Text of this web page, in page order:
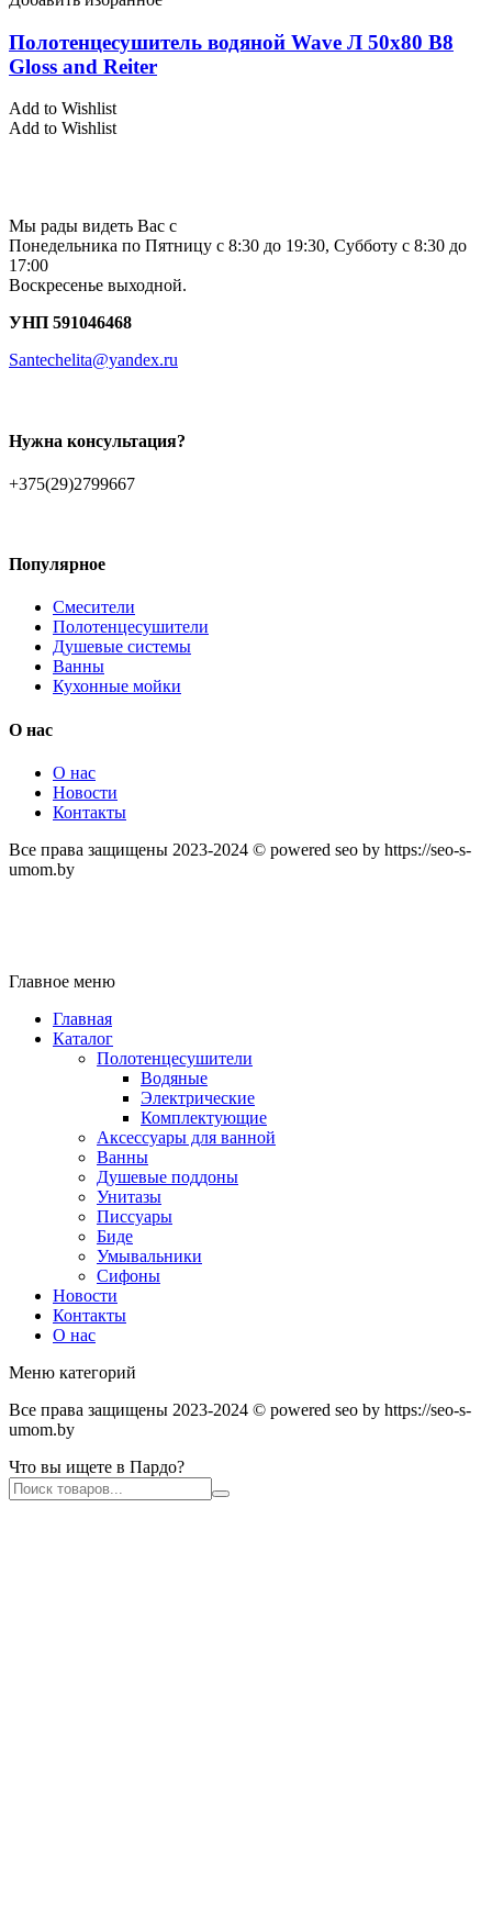
Полотенцесушитель водяной Wave Л 50х80 В8
Gloss and Reiter
Add to Wishlist
Add to Wishlist
Мы рады видеть Вас с
Понедельника по Пятницу с 8:30 до 19:30, Субботу с 8:30 до
17:00
Воскресенье выходной.
УНП 591046468
Santechelita@yandex.ru
Нужна консультация?
+375(29)2799667
Популярное
Смесители
Полотенцесушители
Душевые системы
Ванны
Кухонные мойки
О нас
О нас
Новости
Контакты
Все права защищены 2023-2024 © powered seo by https://seo-s-
umom.by
Главное меню
Главная
Каталог
Полотенцесушители
Водяные
Электрические
Комплектующие
Аксессуары для ванной
Ванны
Душевые поддоны
Унитазы
Писсуары
Биде
Умывальники
Сифоны
Новости
Контакты
О нас
Меню категорий
Все права защищены 2023-2024 © powered seo by https://seo-s-
umom.by
Что вы ищете в Пардо?